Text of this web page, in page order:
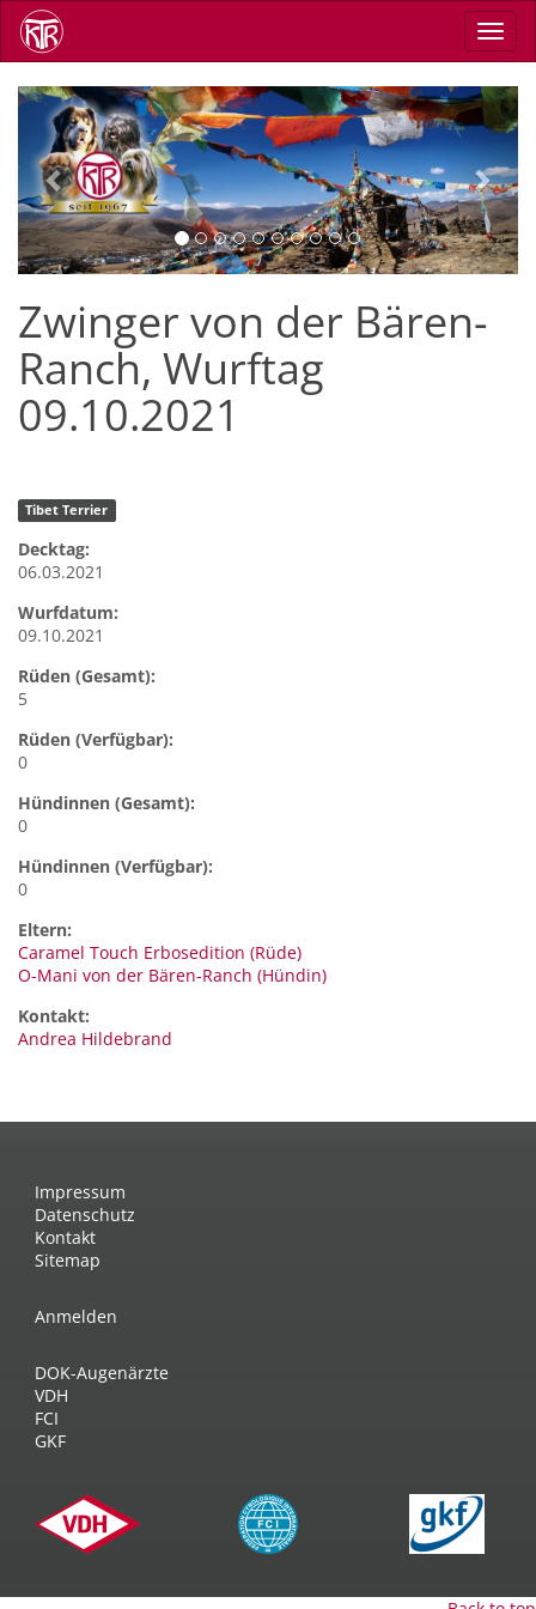
Skip
main
Previous Next
Zwinger von der Bären-
Ranch, Wurftag
09.10.2021
Tibet Terrier
Decktag:
06.03.2021
Wurfdatum:
09.10.2021
Rüden (Gesamt):
5
Rüden (Verfügbar):
0
Hündinnen (Gesamt):
0
Hündinnen (Verfügbar):
0
Eltern:
Caramel Touch Erbosedition (Rüde)
O-Mani von der Bären-Ranch (Hündin)
Kontakt:
Andrea Hildebrand
Impressum
Datenschutz
Kontakt
Sitemap
Anmelden
DOK-Augenärzte
VDH
FCI
GKF